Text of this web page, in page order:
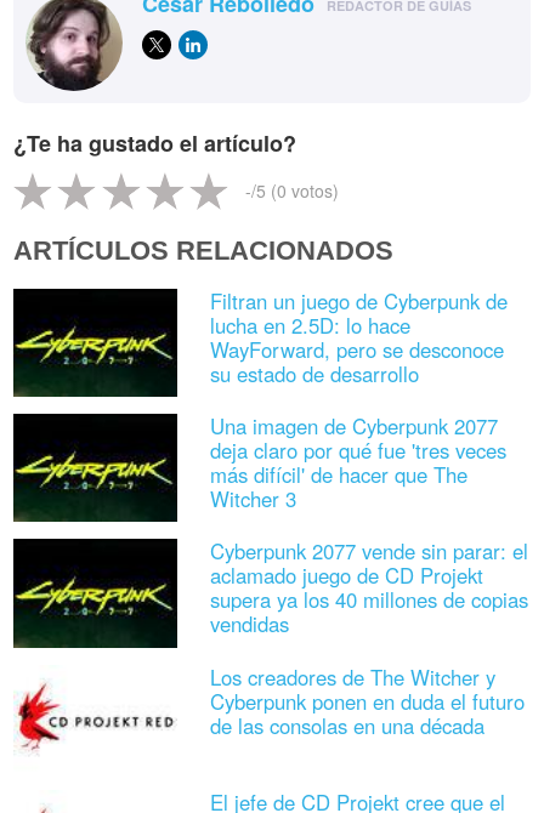
REDACTOR DE GUÍAS
¿Te ha gustado el artículo?
-/5 (0 votos)
ARTÍCULOS RELACIONADOS
Filtran un juego de Cyberpunk de
lucha en 2.5D: lo hace
WayForward, pero se desconoce
su estado de desarrollo
Una imagen de Cyberpunk 2077
deja claro por qué fue 'tres veces
más difícil' de hacer que The
Witcher 3
Cyberpunk 2077 vende sin parar: el
aclamado juego de CD Projekt
supera ya los 40 millones de copias
vendidas
Los creadores de The Witcher y
Cyberpunk ponen en duda el futuro
de las consolas en una década
El jefe de CD Projekt cree que el